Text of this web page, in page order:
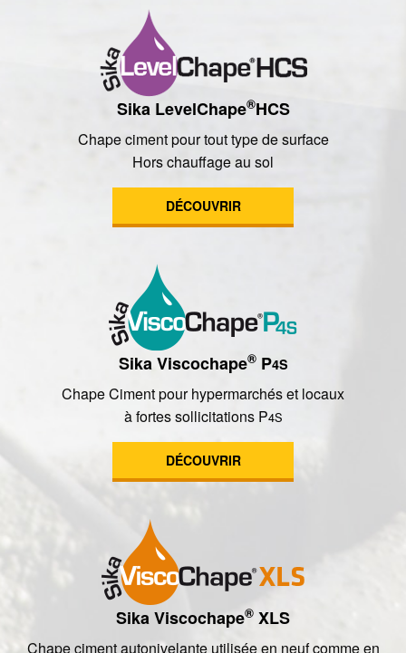
Sika LevelChape®HCS
Chape ciment pour tout type de surface
Hors chauffage au sol
DÉCOUVRIR
Sika Viscochape®P4S
Chape Ciment pour hypermarchés et locaux
à fortes sollicitations P4S
DÉCOUVRIR
Sika Viscochape® XLS
Chape ciment autonivelante utilisée en neuf comme en